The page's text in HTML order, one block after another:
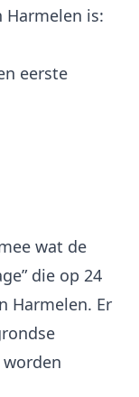
Harmelen is:
eerste
wat de
die op 24
Harmelen. Er